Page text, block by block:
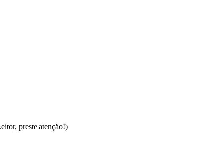
preste atenção!)